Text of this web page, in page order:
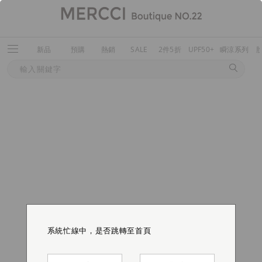
新品 預購 熱銷 SALE 2件5折 UPF50+ 瞬涼系列
系統忙線中，是否跳轉至首頁
系統忙線中，是否跳轉至首頁
系統忙線中，是否跳轉至首頁
系統忙線中，是否跳轉至首頁
系統忙線中，是否跳轉至首頁